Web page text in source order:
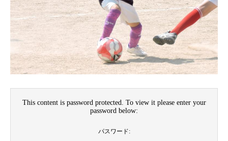
This content is password protected. To view it please enter your
password below:
パスワード: